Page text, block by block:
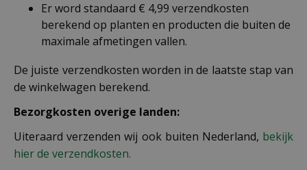
Er word standaard € 4,99 verzendkosten
berekend op planten en producten die buiten de
maximale afmetingen vallen.
De juiste verzendkosten worden in de laatste stap van
de winkelwagen berekend.
Bezorgkosten overige landen:
Uiteraard verzenden wij ook buiten Nederland, bekijk
hier de verzendkosten.